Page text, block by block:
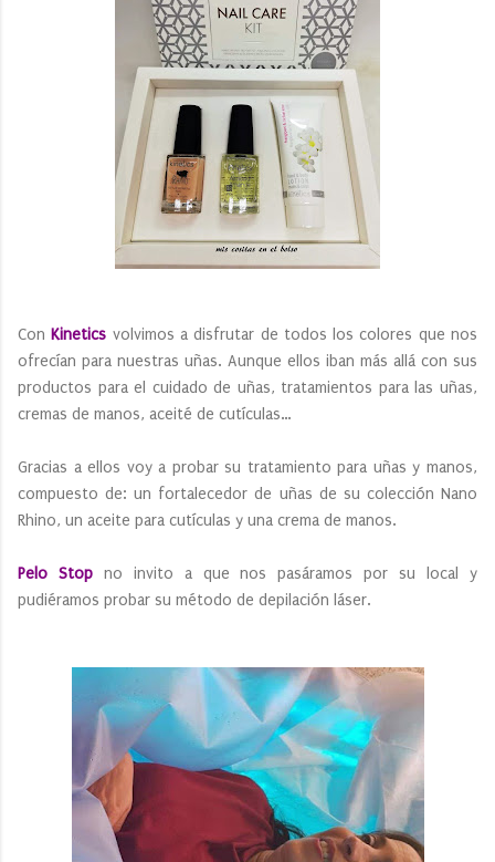
Con Kinetics volvimos a disfrutar de todos los colores que nos
ofrecían para nuestras uñas. Aunque ellos iban más allá con sus
productos para el cuidado de uñas, tratamientos para las uñas,
cremas de manos, aceité de cutículas…
Gracias a ellos voy a probar su tratamiento para uñas y manos,
compuesto de: un fortalecedor de uñas de su colección Nano
Rhino, un aceite para cutículas y una crema de manos.
Pelo Stop no invito a que nos pasáramos por su local y
pudiéramos probar su método de depilación láser.